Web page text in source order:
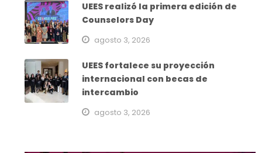
UEES realizó la primera edición de
Counselors Day
agosto 3, 2026
UEES fortalece su proyección
internacional con becas de
intercambio
agosto 3, 2026